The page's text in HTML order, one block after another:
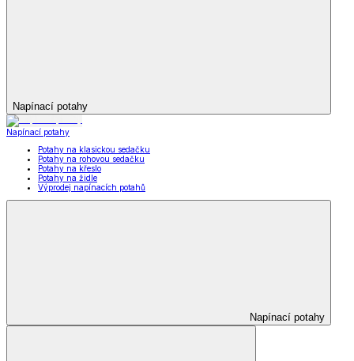
Napínací potahy
Napínací potahy
Potahy na klasickou sedačku
Potahy na rohovou sedačku
Potahy na křeslo
Potahy na židle
Výprodej napínacích potahů
Napínací potahy